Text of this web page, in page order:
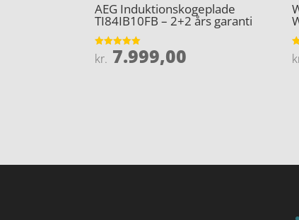
AEG Induktionskogeplade
TI84IB10FB – 2+2 års garanti
Vurderet
5
kr. 7.999,00